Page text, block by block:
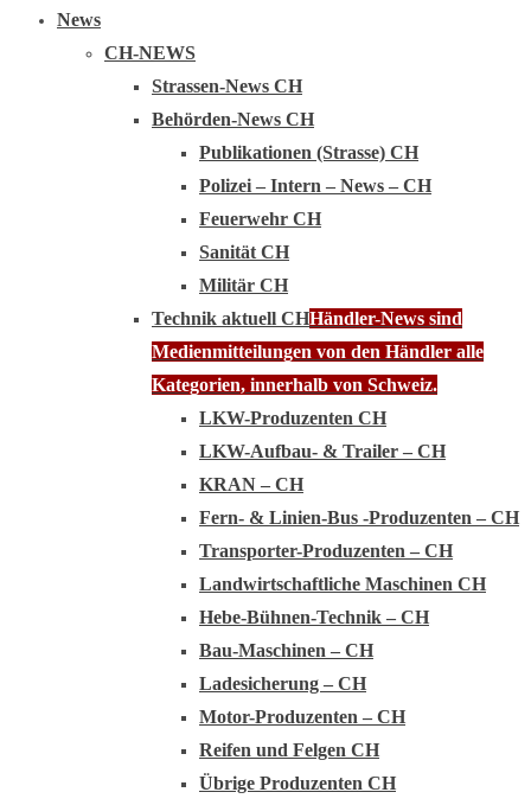
News
CH-NEWS
Strassen-News CH
Behörden-News CH
Publikationen (Strasse) CH
Polizei – Intern – News – CH
Feuerwehr CH
Sanität CH
Militär CH
Technik aktuell CHHändler-News sind
Medienmitteilungen von den Händler alle
Kategorien, innerhalb von Schweiz.
LKW-Produzenten CH
LKW-Aufbau- & Trailer – CH
KRAN – CH
Fern- & Linien-Bus -Produzenten – CH
Transporter-Produzenten – CH
Landwirtschaftliche Maschinen CH
Hebe-Bühnen-Technik – CH
Bau-Maschinen – CH
Ladesicherung – CH
Motor-Produzenten – CH
Reifen und Felgen CH
Übrige Produzenten CH